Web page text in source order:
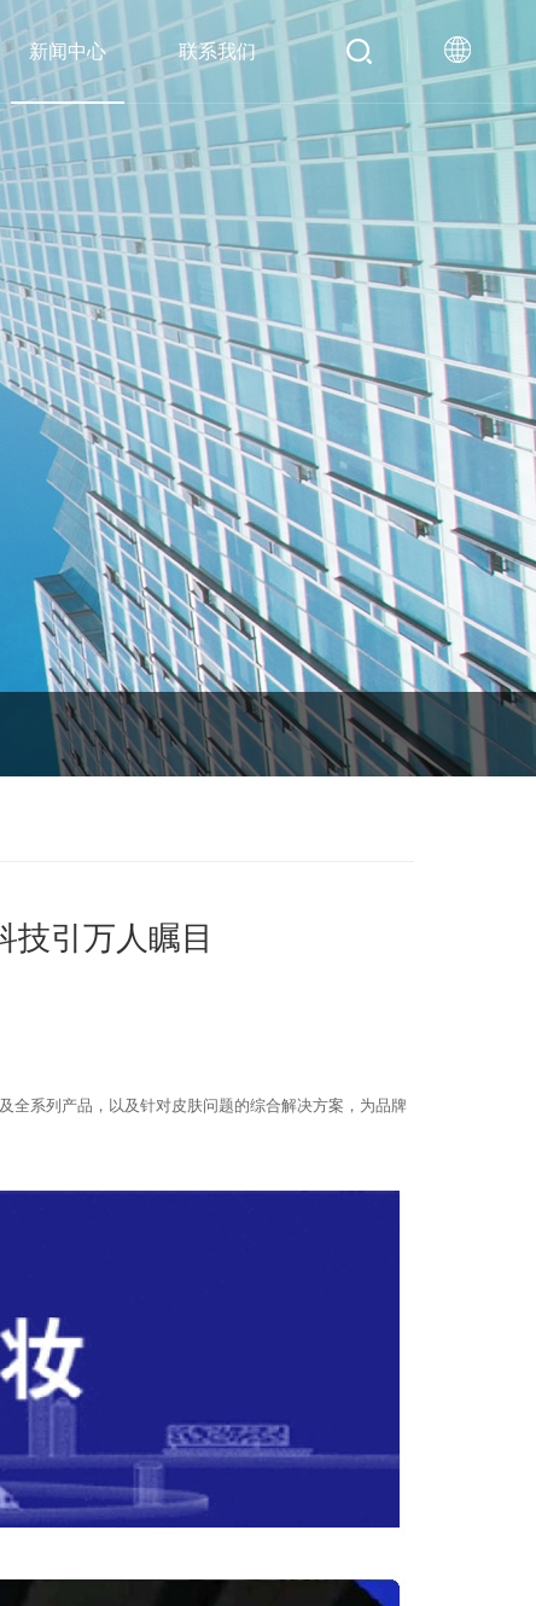
新闻中心 联系我们
技引万人瞩目
全系列产品，以及针对皮肤问题的综合解决方案，为品牌